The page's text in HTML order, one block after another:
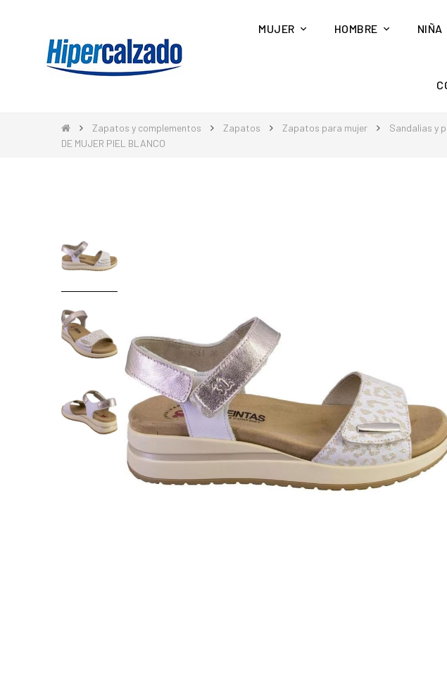
MUJER HOMBRE NIÑA
Zapatos y complementos Zapatos Zapatos para mujer Sandalias y
DE MUJER PIEL BLANCO